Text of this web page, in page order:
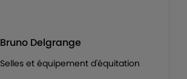
Bruno Delgrange
Selles et équipement d'équitation